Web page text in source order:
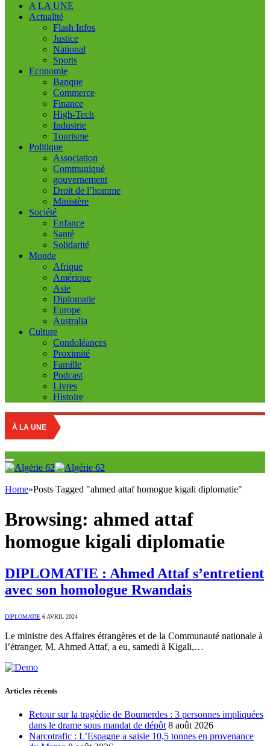
A LA UNE
Actualité
Flash Infos
Justice
National
Sports
Economie
Banque
Commerce
Finance
High-Tech
Industrie
Tourisme
Politique
Association
Communiqué
gouvernement
Droit de l’homme
Ministère
Société
Enfance
Santé
Solidarité
Monde
Afrique
Amérique
Asie
Diplomatie
Europe
Australia
Culture
Condoléances
Proximité
Famille
Podcast
Livres
Histoire
À LA UNE
Home»Posts Tagged "ahmed attaf homogue kigali diplomatie"
Browsing: ahmed attaf
homogue kigali diplomatie
DIPLOMATIE : Ahmed Attaf s’entretient
avec son homologue Rwandais
DIPLOMATIE 6 AVRIL 2024
Le ministre des Affaires étrangères et de la Communauté nationale à
l’étranger, M. Ahmed Attaf, a eu, samedi à Kigali,…
Articles récents
Retour sur la tragédie de Boumerdes : 3 personnes impliquées
dans le drame sous mandat de dépôt 8 août 2026
Narcotrafic : L’Espagne a saisie 10,5 tonnes en provenance